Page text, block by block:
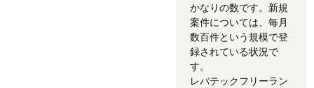
かなりの数です。新規
案件については、毎月
数百件という規模で登
録されている状況で
す。
レバテックフリーラン